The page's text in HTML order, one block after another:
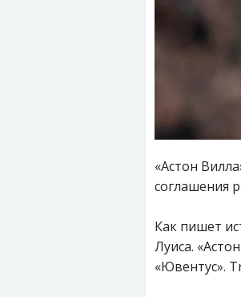
«Астон
соглашения
Как пишет
Луиса.
«Ювентус».